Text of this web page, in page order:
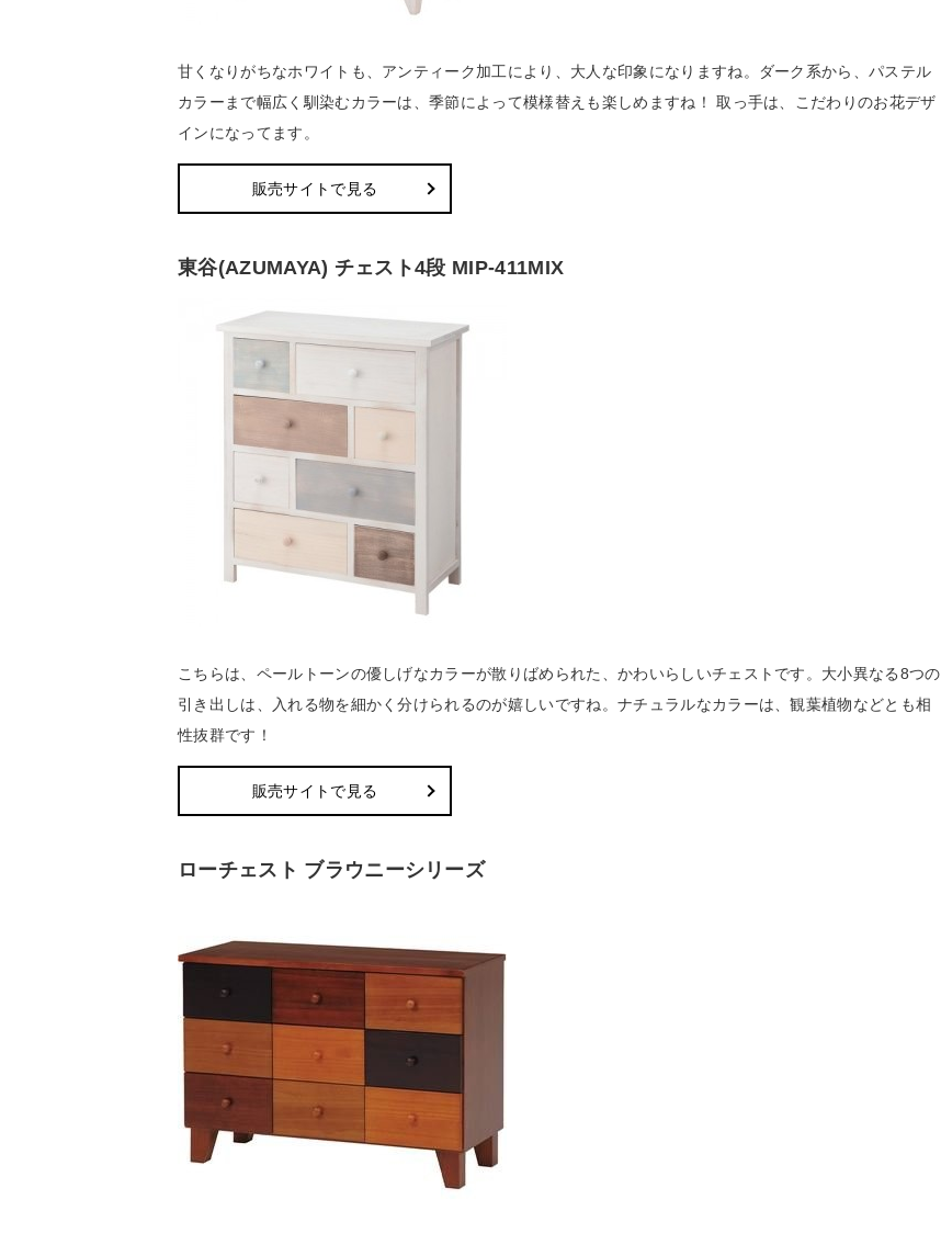
甘くなりがちなホワイトも、アンティーク加工により、大人な印象になりますね。ダーク系から、パステル
カラーまで幅広く馴染むカラーは、季節によって模様替えも楽しめますね！ 取っ手は、こだわりのお花デザ
インになってます。
販売サイトで見る
東谷(AZUMAYA) チェスト4段 MIP-411MIX
こちらは、ペールトーンの優しげなカラーが散りばめられた、かわいらしいチェストです。大小異なる8つの
引き出しは、入れる物を細かく分けられるのが嬉しいですね。ナチュラルなカラーは、観葉植物などとも相
性抜群です！
販売サイトで見る
ローチェスト ブラウニーシリーズ